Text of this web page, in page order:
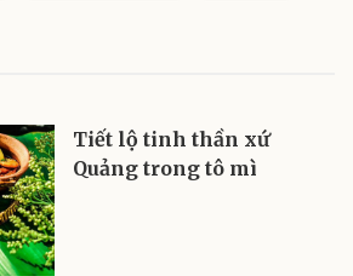
Tiết lộ tinh thần xứ
Quảng trong tô mì